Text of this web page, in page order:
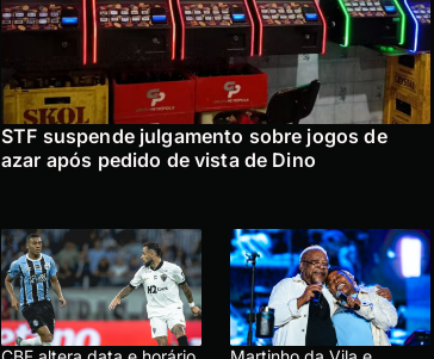
STF suspende julgamento sobre jogos de
azar após pedido de vista de Dino